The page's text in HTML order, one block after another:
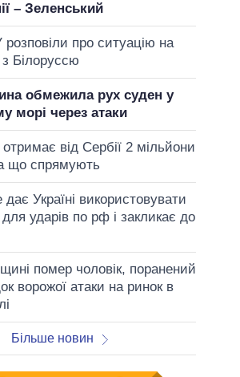
– Зеленський
про ситуацію на
з Білоруссю
обмежила рух суден у
морі через атаки
отримає від Сербії 2 мільйони
що спрямують
Україні використовувати
ударів по рф і закликає до
помер чоловік, поранений
ворожої атаки на ринок в
Більше новин